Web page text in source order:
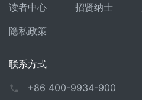
读者中心
招贤纳士
隐私政策
联系方式
+86 400-9934-900